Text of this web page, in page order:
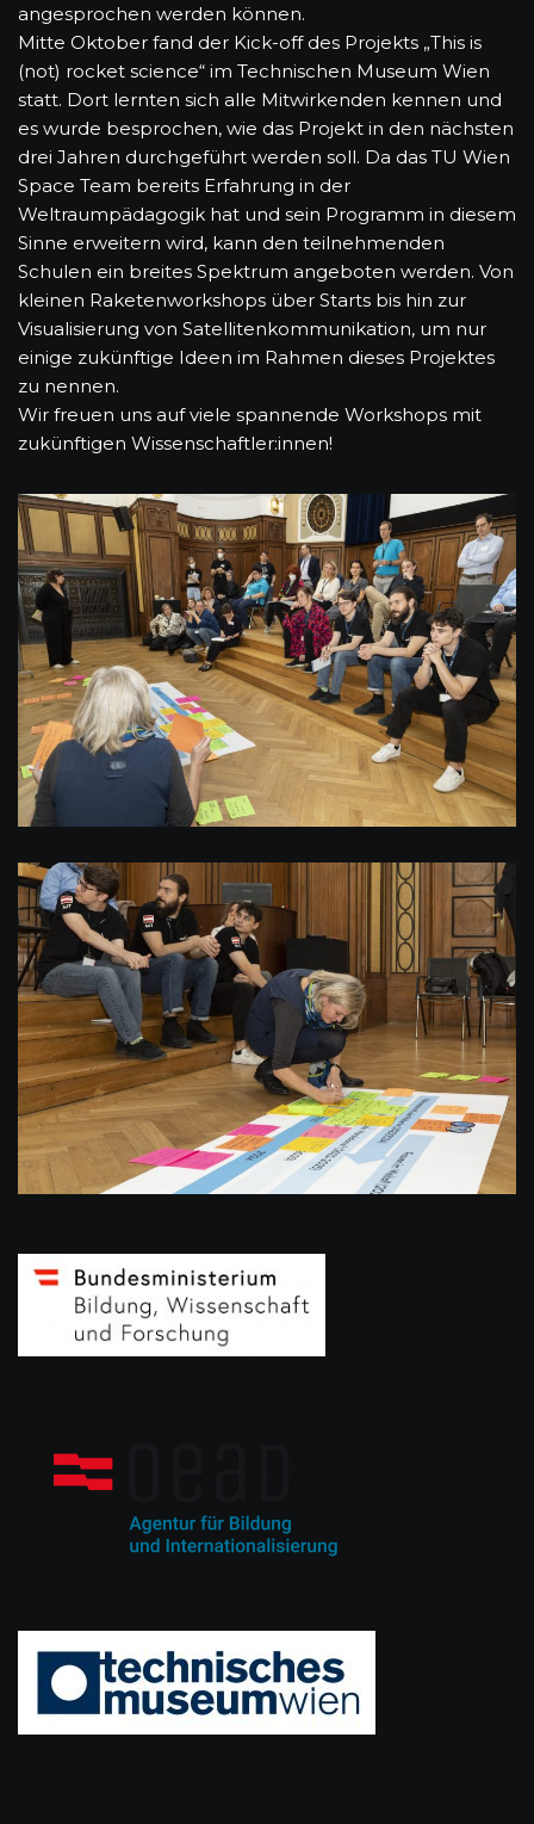
angesprochen werden können.
Mitte Oktober fand der Kick-off des Projekts „This is
(not) rocket science“ im Technischen Museum Wien
statt. Dort lernten sich alle Mitwirkenden kennen und
es wurde besprochen, wie das Projekt in den nächsten
drei Jahren durchgeführt werden soll. Da das TU Wien
Space Team bereits Erfahrung in der
Weltraumpädagogik hat und sein Programm in diesem
Sinne erweitern wird, kann den teilnehmenden
Schulen ein breites Spektrum angeboten werden. Von
kleinen Raketenworkshops über Starts bis hin zur
Visualisierung von Satellitenkommunikation, um nur
einige zukünftige Ideen im Rahmen dieses Projektes
zu nennen.
Wir freuen uns auf viele spannende Workshops mit
zukünftigen Wissenschaftler:innen!